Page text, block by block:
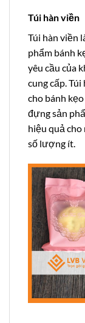
Túi hàn viền
Túi hàn viền
phẩm bánh
yêu cầu của
cung cấp.
cho bánh
đựng sản
hiệu quả
số lượng ít.